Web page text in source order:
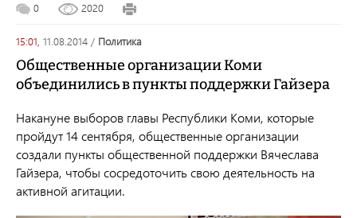
0 2020
15:01, 11.08.2014 / политика
Общественные организации Коми
объединились в пункты поддержки Гайзера
Накануне выборов главы Республики Коми, которые
пройдут 14 сентября, общественные организации
создали пункты общественной поддержки Вячеслава
Гайзера, чтобы сосредоточить свою деятельность на
активной агитации.